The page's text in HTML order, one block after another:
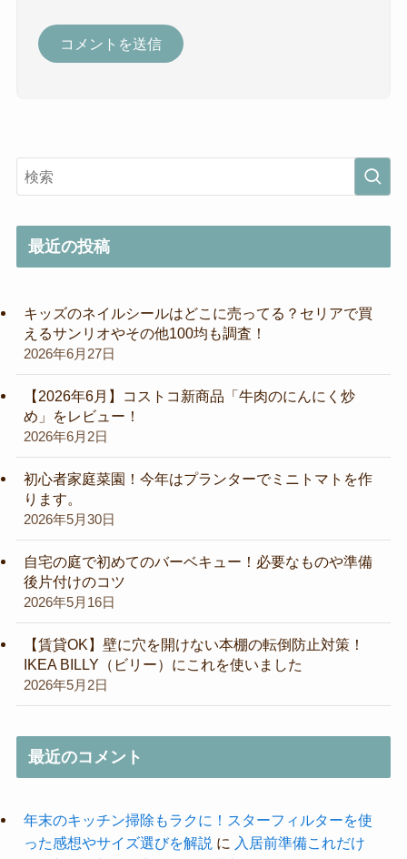
最近の投稿
キッズのネイルシールはどこに売ってる？セリアで買
えるサンリオやその他100均も調査！
2026年6月27日
【2026年6月】コストコ新商品「牛肉のにんにく炒
め」をレビュー！
2026年6月2日
初心者家庭菜園！今年はプランターでミニトマトを作
ります。
2026年5月30日
自宅の庭で初めてのバーベキュー！必要なものや準備
後片付けのコツ
2026年5月16日
【賃貸OK】壁に穴を開けない本棚の転倒防止対策！
IKEA BILLY（ビリー）にこれを使いました
2026年5月2日
最近のコメント
年末のキッチン掃除もラクに！スターフィルターを使
った感想やサイズ選びを解説 に 入居前準備これだけ